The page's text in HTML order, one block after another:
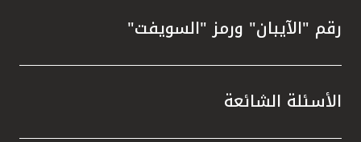
رقم "الآيبان" ورمز "السويفت"
الأسئلة الشائعة